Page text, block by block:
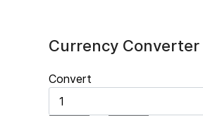
Currency Converter
Convert